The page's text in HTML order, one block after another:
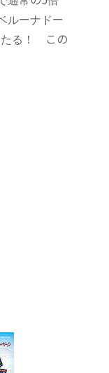
ルーナドー
たる！ この